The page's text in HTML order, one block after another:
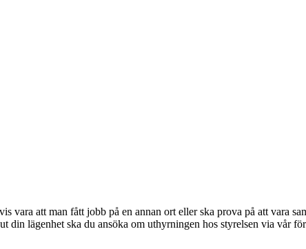
vara att man fått jobb på en annan ort eller ska prova på att vara
lägenhet ska du ansöka om uthyrningen hos styrelsen via vår